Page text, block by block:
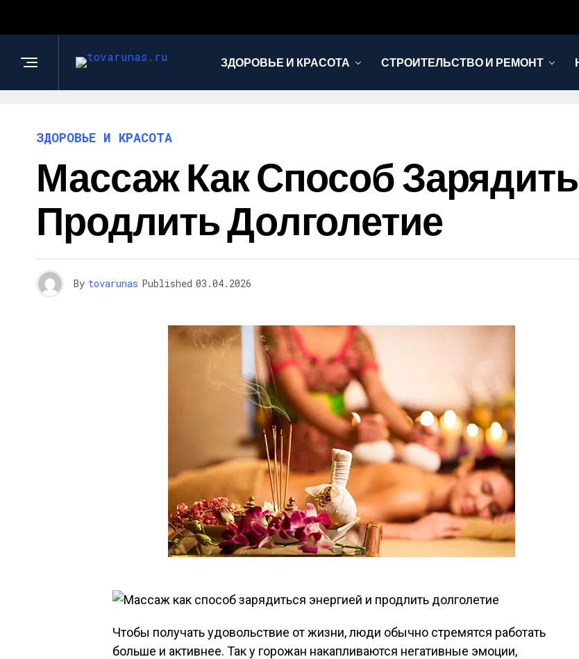
ЗДОРОВЬЕ И КРАСОТА СТРОИТЕЛЬСТВО И РЕМОНТ
ЗДОРОВЬЕ И КРАСОТА
Массаж Как Способ
Продлить Долголетие
By tovarunas Published 03.04.2026
Чтобы получать удовольствие от жизни, люди обычно стремятся работать
больше и активнее. Так у горожан накапливаются негативные эмоции,